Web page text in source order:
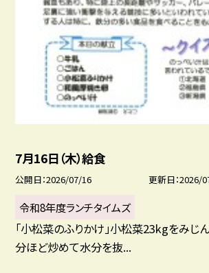
7月16日（木）給食
公開日 2026/07/16 更新日 2026/
令和8年度ランチタイムズ
「小松菜のふりかけ」小松菜23kgをみじ
分ほど炒めて水分を抜...